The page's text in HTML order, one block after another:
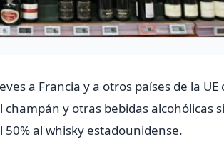
a Francia y a otros países de la UE
y otras bebidas alcohólicas si
al whisky estadounidense.